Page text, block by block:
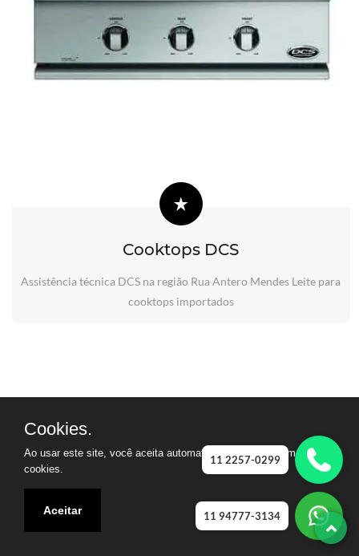
Cooktops DCS
Assistência técnica DCS na região Rua Antero Mendes Leite para
cooktops importados
11 2257-0299
11 94777-3134
Cookies.
Ao usar este site, você aceita automaticamente que usamos
cookies.
Aceitar